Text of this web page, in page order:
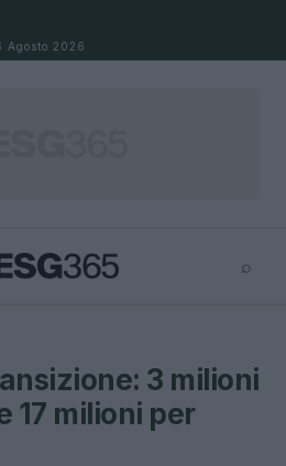
Agosto 2026
⌕
3 milioni
17 milioni per